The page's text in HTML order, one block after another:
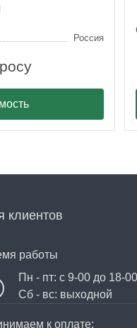
Россия
клиентов
работы
Пн - пт: с 9-00 до 18-00
Сб - вс: выходной
к оплате: